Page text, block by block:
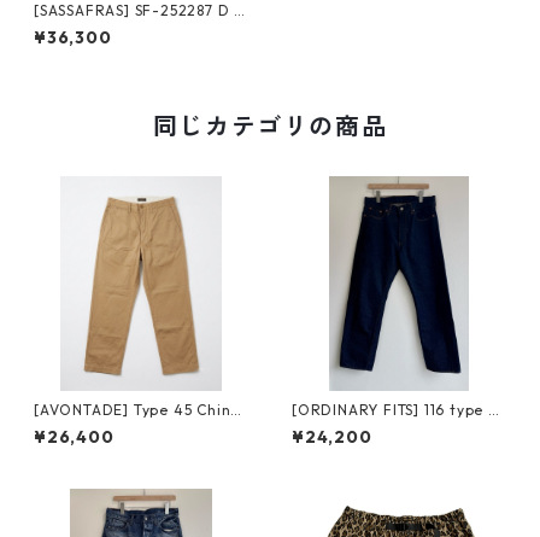
[SASSAFRAS] SF-252287 D S
coop Pants back satin ササ
フラス ディースクープパンツ
¥36,300
同じカテゴリの商品
[AVONTADE] Type 45 Chino
Trousers VTD-0340-PT3 ア
ボンタージ タイプ45 チノトラ
¥26,400
[ORDINARY FITS] 116 type st
andard / one wash オーディ
ナリーフィッツ スタンダード
¥24,200